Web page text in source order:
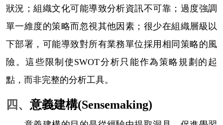
狀況；組織文化可能導致分析資訊不可靠；過度強調
單一維度的策略而忽視其他因素；很少在組織層級以
下部署，可能導致對所有業務單位採用相同策略的風
險。這些限制使SWOT分析只能作為策略規劃的起
點，而非完整的分析工具。
四、 意義建構(Sensemaking)